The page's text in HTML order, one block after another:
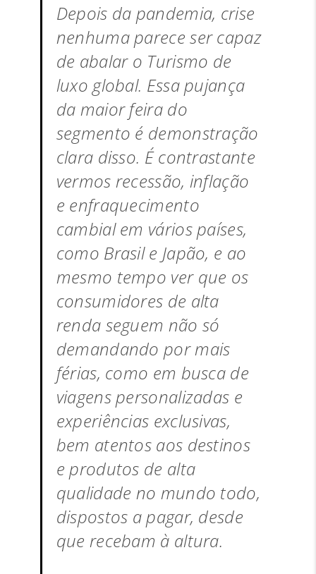
Depois da pandemia, crise
nenhuma parece ser capaz
de abalar o Turismo de
luxo global. Essa pujança
da maior feira do
segmento é demonstração
clara disso. É contrastante
vermos recessão, inflação
e enfraquecimento
cambial em vários países,
como Brasil e Japão, e ao
mesmo tempo ver que os
consumidores de alta
renda seguem não só
demandando por mais
férias, como em busca de
viagens personalizadas e
experiências exclusivas,
bem atentos aos destinos
e produtos de alta
qualidade no mundo todo,
dispostos a pagar, desde
que recebam à altura.